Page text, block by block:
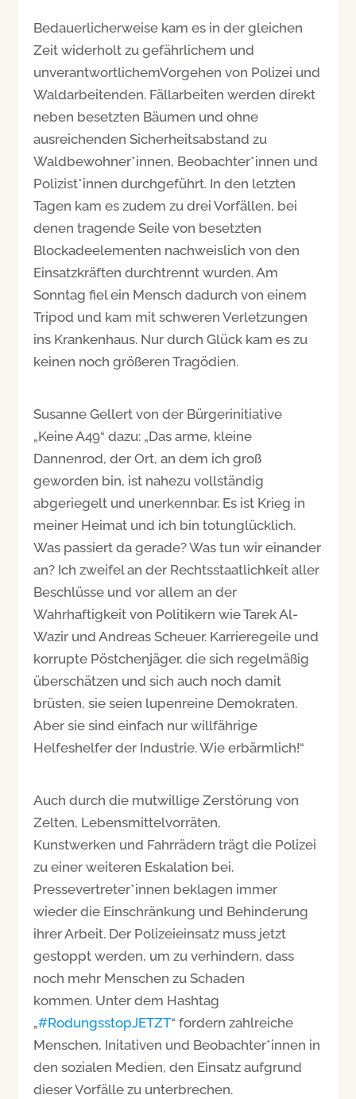
Bedauerlicherweise kam es in der gleichen
Zeit widerholt zu gefährlichem und
unverantwortlichemVorgehen von Polizei und
Waldarbeitenden. Fällarbeiten werden direkt
neben besetzten Bäumen und ohne
ausreichenden Sicherheitsabstand zu
Waldbewohner*innen, Beobachter*innen und
Polizist*innen durchgeführt. In den letzten
Tagen kam es zudem zu drei Vorfällen, bei
denen tragende Seile von besetzten
Blockadeelementen nachweislich von den
Einsatzkräften durchtrennt wurden. Am
Sonntag fiel ein Mensch dadurch von einem
Tripod und kam mit schweren Verletzungen
ins Krankenhaus. Nur durch Glück kam es zu
keinen noch größeren Tragödien.
Susanne Gellert von der Bürgerinitiative
„Keine A49“ dazu: „Das arme, kleine
Dannenrod, der Ort, an dem ich groß
geworden bin, ist nahezu vollständig
abgeriegelt und unerkennbar. Es ist Krieg in
meiner Heimat und ich bin totunglücklich.
Was passiert da gerade? Was tun wir einander
an? Ich zweifel an der Rechtsstaatlichkeit aller
Beschlüsse und vor allem an der
Wahrhaftigkeit von Politikern wie Tarek Al-
Wazir und Andreas Scheuer. Karrieregeile und
korrupte Pöstchenjäger, die sich regelmäßig
überschätzen und sich auch noch damit
brüsten, sie seien lupenreine Demokraten.
Aber sie sind einfach nur willfährige
Helfeshelfer der Industrie. Wie erbärmlich!“
Auch durch die mutwillige Zerstörung von
Zelten, Lebensmittelvorräten,
Kunstwerken und Fahrrädern trägt die Polizei
zu einer weiteren Eskalation bei.
Pressevertreter*innen beklagen immer
wieder die Einschränkung und Behinderung
ihrer Arbeit. Der Polizeieinsatz muss jetzt
gestoppt werden, um zu verhindern, dass
noch mehr Menschen zu Schaden
kommen. Unter dem Hashtag
„#RodungsstopJETZT“ fordern zahlreiche
Menschen, Initativen und Beobachter*innen in
den sozialen Medien, den Einsatz aufgrund
dieser Vorfälle zu unterbrechen.